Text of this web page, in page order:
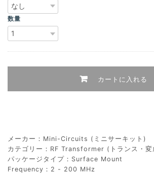
数量
カートに入れる
メーカー：Mini-Circuits (ミニサーキット)
カテゴリー：RF Transformer (トランス・変
パッケージタイプ：Surface Mount
Frequency：2 - 200 MHz